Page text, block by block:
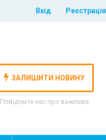
Вхід Реєстрація
ЗАЛИШИТИ НОВИНУ
Повідомте нас про важливе